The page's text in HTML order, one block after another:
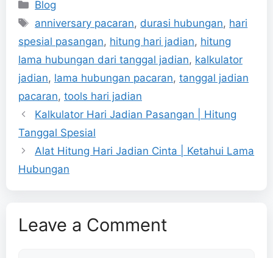
Categories
Blog
Tags
anniversary pacaran, durasi hubungan, hari
spesial pasangan, hitung hari jadian, hitung
lama hubungan dari tanggal jadian, kalkulator
jadian, lama hubungan pacaran, tanggal jadian
pacaran, tools hari jadian
Kalkulator Hari Jadian Pasangan | Hitung
Tanggal Spesial
Alat Hitung Hari Jadian Cinta | Ketahui Lama
Hubungan
Leave a Comment